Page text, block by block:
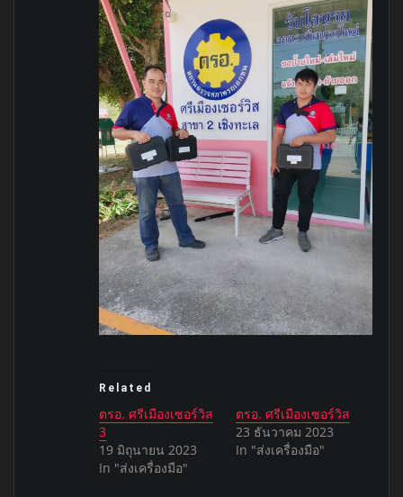
Related
ตรอ. ศรีเมืองเซอร์วิส
3
19 มิถุนายน 2023
In "ส่งเครื่องมือ"
ตรอ. ศรีเมืองเซอร์วิส
23 ธันวาคม 2023
In "ส่งเครื่องมือ"